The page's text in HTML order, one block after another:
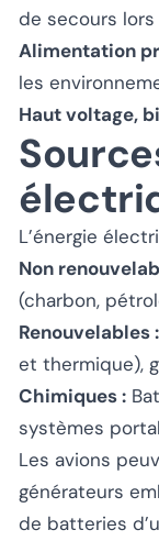
de secours
Alimentation
les
Haut voltage,
L’énergie
Non
(charbon,
Renouvelables :
et thermique),
Chimiques :
systèmes
Les avions
générateurs
de batteries